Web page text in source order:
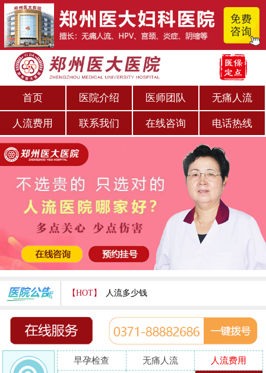
首页 医院介绍 医师团队 无痛人流
人流费用 联系我们 在线咨询 电话热线
【HOT】 人流多少钱
打胎费用多少
人流医院哪家好
哪家人流专业
早孕检查 无痛人流
人流费用